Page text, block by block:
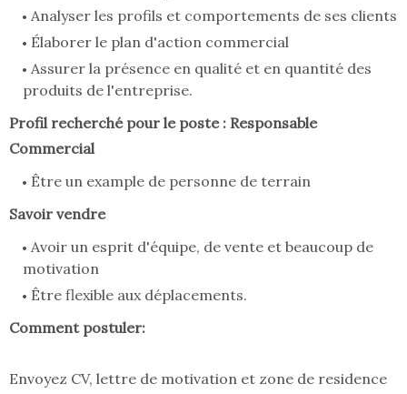
Analyser les profils et comportements de ses clients
Élaborer le plan d'action commercial
Assurer la présence en qualité et en quantité des
produits de l'entreprise.
Profil recherché pour le poste : Responsable
Commercial
Être un example de personne de terrain
Savoir vendre
Avoir un esprit d'équipe, de vente et beaucoup de
motivation
Être flexible aux déplacements.
Comment postuler:
Envoyez CV, lettre de motivation et zone de residence